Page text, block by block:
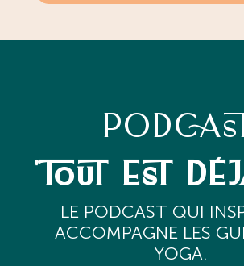
'TOUT EST
LE PODCAST QUI
ACCOMPAGNE LES
YOGA.